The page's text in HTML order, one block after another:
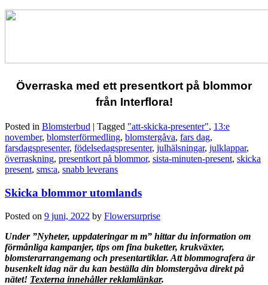
Överraska med ett presentkort på blommor
från Interflora!
Posted in Blomsterbud | Tagged "att-skicka-presenter", 13:e
november, blomsterförmedling, blomstergåva, fars dag,
farsdagspresenter, födelsedagspresenter, julhälsningar, julklappar,
överraskning, presentkort på blommor, sista-minuten-present, skicka
present, sms:a, snabb leverans
Skicka blommor utomlands
Posted on 9 juni, 2022 by Flowersurprise
Under ”Nyheter, uppdateringar m m” hittar du information om
förmånliga kampanjer, tips om fina buketter, krukväxter,
blomsterarrangemang och presentartiklar. Att blommografera är
busenkelt idag när du kan beställa din blomstergåva direkt på
nätet! Texterna innehåller reklamlänkar.